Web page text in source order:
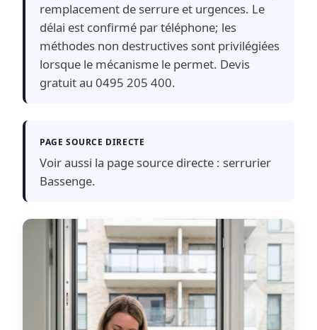
remplacement de serrure et urgences. Le
délai est confirmé par téléphone; les
méthodes non destructives sont privilégiées
lorsque le mécanisme le permet. Devis
gratuit au 0495 205 400.
PAGE SOURCE DIRECTE
Voir aussi la page source directe : serrurier
Bassenge.